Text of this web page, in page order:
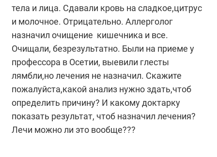
тела и лица. Сдавали кровь на сладкое,цитрус
и молочное. Отрицательно. Аллерголог
назначил очищение кишечника и все.
Очищали, безрезультатно. Были на приеме у
профессора в Осетии, выевили глесты
лямбли,но лечения не назначил. Скажите
пожалуйста,какой анализ нужно здать,чтоб
определить причину? И какому доктарку
показать результат, чтоб назначил лечения?
Лечи можно ли это вообще???